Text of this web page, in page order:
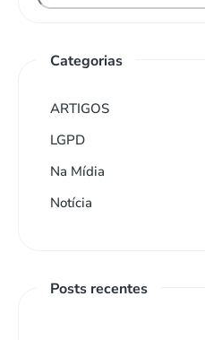
Categorias
ARTIGOS
LGPD
Na Mídia
Notícia
Posts recentes